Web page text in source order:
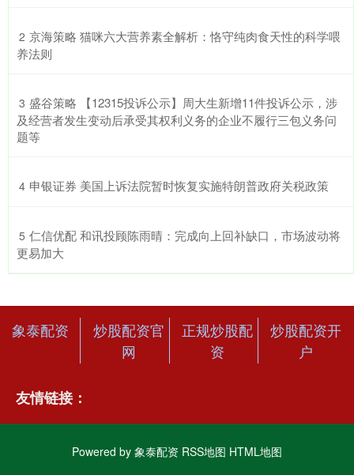
2 ​京海策略 猫咪六大营养素全解析：恪守纯肉食天性的科学喂
养法则
3 ​盛谷策略 【12315投诉公示】周大生新增11件投诉公示，涉
及经营者发生变动后承受其权利义务的企业不履行三包义务问
题等
4 ​申银证券 美国上诉法院暂时恢复实施特朗普政府关税政策
5 ​仁信优配 和讯投顾陈雨晴：完成向上回补缺口，市场波动将
更易加大
象泰配资
炒股配资官
网
正规炒股配
资
炒股配资开
户
友情链接：
Powered by 象泰配资 RSS地图 HTML地图